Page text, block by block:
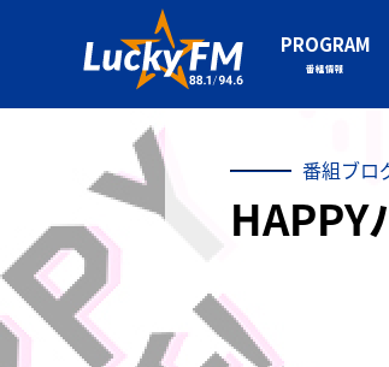
PROGRAM
番組情報
番組ブロ
HAPPY